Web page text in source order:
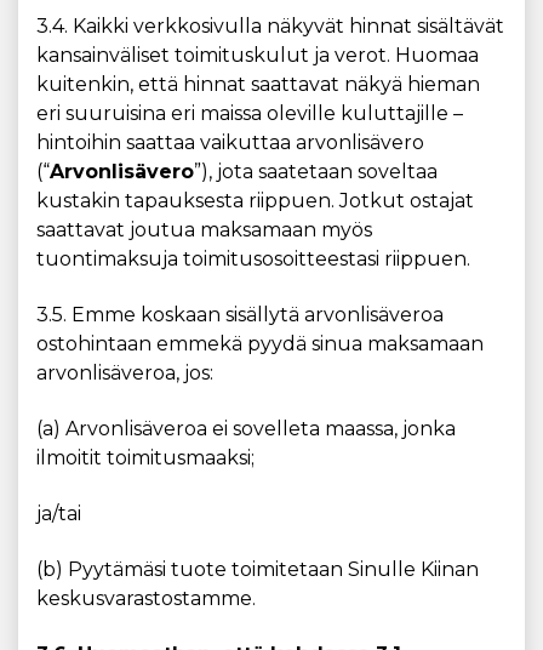
3.4. Kaikki verkkosivulla näkyvät hinnat sisältävät
kansainväliset toimituskulut ja verot. Huomaa
kuitenkin, että hinnat saattavat näkyä hieman
eri suuruisina eri maissa oleville kuluttajille –
hintoihin saattaa vaikuttaa arvonlisävero
(“Arvonlisävero”), jota saatetaan soveltaa
kustakin tapauksesta riippuen. Jotkut ostajat
saattavat joutua maksamaan myös
tuontimaksuja toimitusosoitteestasi riippuen.
3.5. Emme koskaan sisällytä arvonlisäveroa
ostohintaan emmekä pyydä sinua maksamaan
arvonlisäveroa, jos:
(a) Arvonlisäveroa ei sovelleta maassa, jonka
ilmoitit toimitusmaaksi;
ja/tai
(b) Pyytämäsi tuote toimitetaan Sinulle Kiinan
keskusvarastostamme.